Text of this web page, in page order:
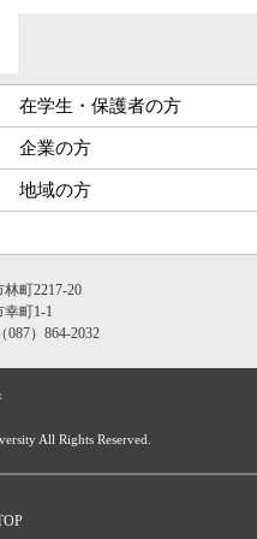
在学生・保護者の方
企業の方
地域の方
町2217-20
町1-1
）864-2032
All Rights Reserved.